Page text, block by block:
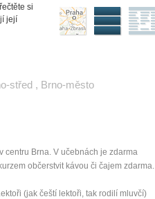
si
její
střed , Brno-město
centru Brna. V učebnách je zdarma
občerstvit kávou či čajem zdarma.
(jak čeští lektoři, tak rodilí mluvčí)